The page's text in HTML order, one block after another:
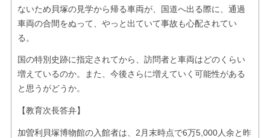
ないため貝塚の見学から帰る車両が、国道へ出る際に、通過
車両の合間をぬって、やっと出ていて事故も心配されてい
る。
国の特別史跡に指定されてから、訪問者と車両はどのくらい
増えているのか。また、今後さらに増えていく可能性がある
と思うがどうか。
【教育次長答弁】
加曽利貝塚博物館の入館者は、2月末時点で6万5,000人余と昨